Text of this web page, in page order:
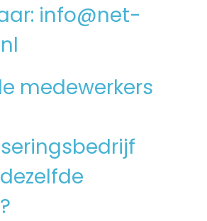
info@net-
medewerkers